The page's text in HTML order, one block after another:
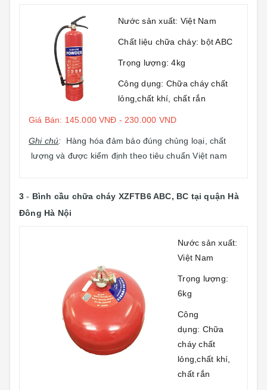
Nước sản xuất: Việt Nam
Chất liệu chữa cháy: bột ABC
Trọng lượng: 4kg
Công dụng: Chữa cháy chất
lỏng,chất khí, chất rắn
Giá Bán: 145.000 VNĐ - 230.000 VND
Ghi chú: Hàng hóa đảm bảo đúng chủng loại, chất
lượng và được kiểm định theo tiêu chuẩn Việt nam
3 - Bình cầu chữa cháy XZFTB6 ABC, BC tại quận Hà
Đông Hà Nội
Nước sản xuất:
Việt Nam
Trọng lượng:
6kg
Công
dụng: Chữa
cháy chất
lỏng,chất khí,
chất rắn